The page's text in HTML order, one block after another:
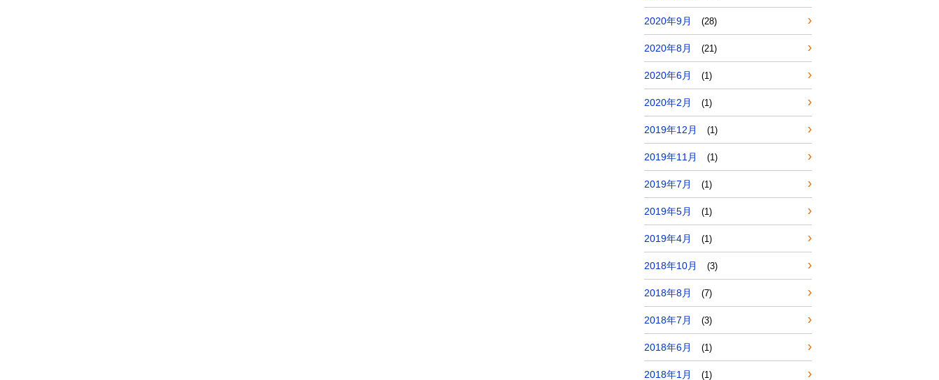
2020年9月 (28)
2020年8月 (21)
2020年6月 (1)
2020年2月 (1)
2019年12月 (1)
2019年11月 (1)
2019年7月 (1)
2019年5月 (1)
2019年4月 (1)
2018年10月 (3)
2018年8月 (7)
2018年7月 (3)
2018年6月 (1)
2018年1月 (1)